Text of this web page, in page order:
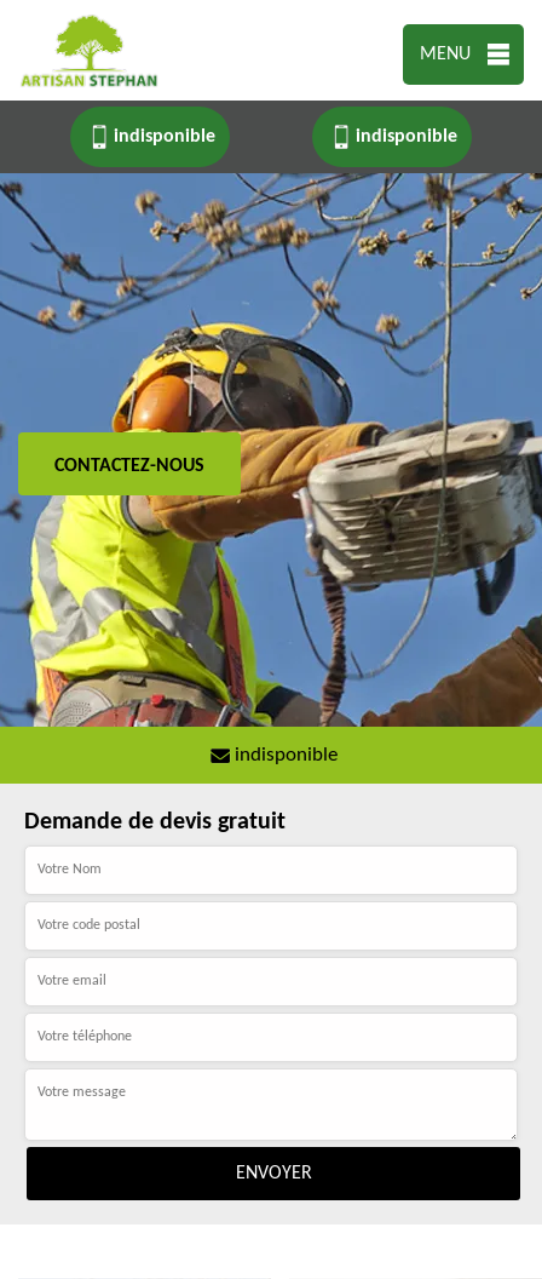
MENU
indisponible indisponible
CONTACTEZ-NOUS
indisponible
Demande de devis gratuit